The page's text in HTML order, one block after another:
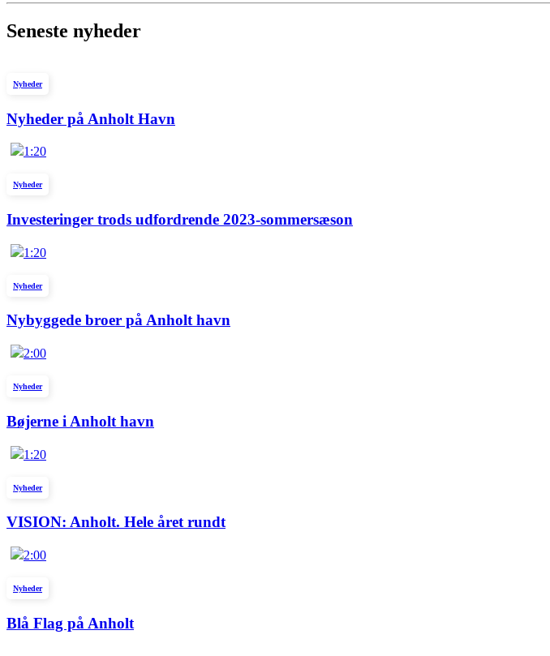
Seneste nyheder
Nyheder
Nyheder på Anholt Havn
1:20
Nyheder
Investeringer trods udfordrende 2023-sommersæson
1:20
Nyheder
Nybyggede broer på Anholt havn
2:00
Nyheder
Bøjerne i Anholt havn
1:20
Nyheder
VISION: Anholt. Hele året rundt
2:00
Nyheder
Blå Flag på Anholt